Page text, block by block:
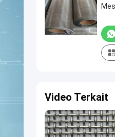
Video Terkait